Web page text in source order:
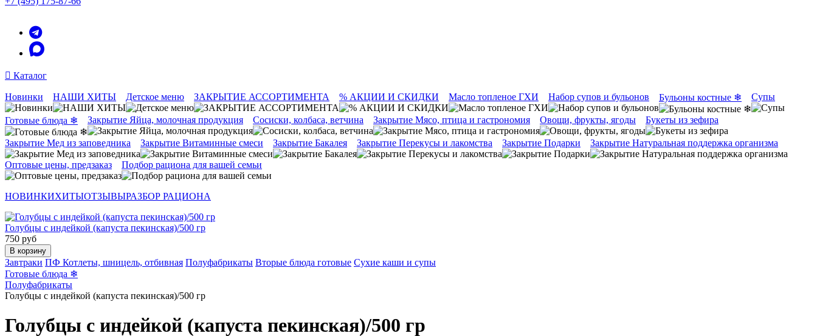
Каталог
Новинки НАШИ ХИТЫ Детское меню ЗАКРЫТИЕ АССОРТИМЕНТА % АКЦИИ И СКИДКИ Масло топленое ГХИ Набор супов и бульонов Бульоны костные ❄ Супы
Готовые блюда ❄ Закрытие Яйца, молочная продукция Сосиски, колбаса, ветчина Закрытие Мясо, птица и гастрономия Овощи, фрукты, ягоды Букеты из зефира
Закрытие Мед из заповедника Закрытие Витаминные смеси Закрытие Бакалея Закрытие Перекусы и лакомства Закрытие Подарки Закрытие Натуральная поддержка организма
Оптовые цены, предзаказ Подбор рациона для вашей семьи
НОВИНКИХИТЫОТЗЫВЫРАЗБОР РАЦИОНА
Голубцы с индейкой (капуста пекинская)/500 гр
750 руб
В корзину
Завтраки ПФ Котлеты, шницель, отбивная Полуфабрикаты Вторые блюда готовые Сухие каши и супы
Готовые блюда ❄
Полуфабрикаты
Голубцы с индейкой (капуста пекинская)/500 гр
Голубцы с индейкой (капуста пекинская)/500 гр